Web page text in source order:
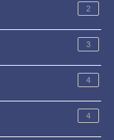
2
3
4
4